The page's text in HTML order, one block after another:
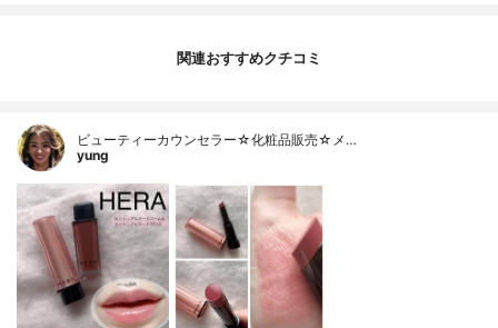
関連おすすめクチコミ
ビューティーカウンセラー☆化粧品販売☆メ…
yung